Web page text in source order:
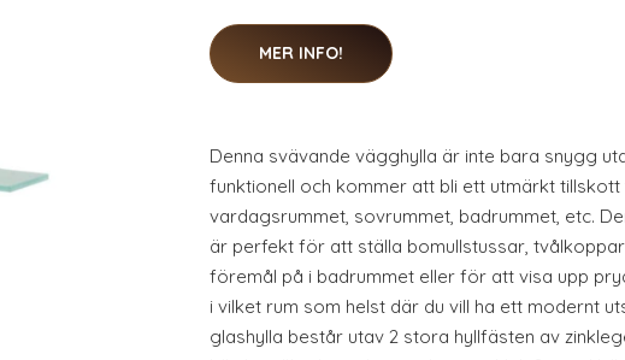
MER INFO!
Denna svävande vägghylla är inte bara snygg
funktionell och kommer att bli ett utmärkt tillskott
vardagsrummet, sovrummet, badrummet, etc.
är perfekt för att ställa bomullstussar,
föremål på i badrummet eller för att visa upp
i vilket rum som helst där du vill ha ett modernt
glashylla består utav 2 stora hyllfästen av